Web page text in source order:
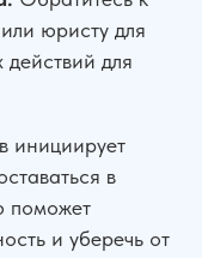
юристу для
для
инициирует
в
поможет
и уберечь от